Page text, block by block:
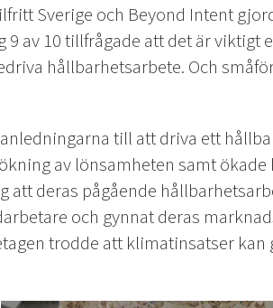
Sverige och Beyond Intent
9 av 10 tillfrågade att det är
hållbarhetsarbete. Och
till att driva ett
av lönsamheten samt ökade
att deras pågående
och gynnat deras
trodde att klimatinsatser